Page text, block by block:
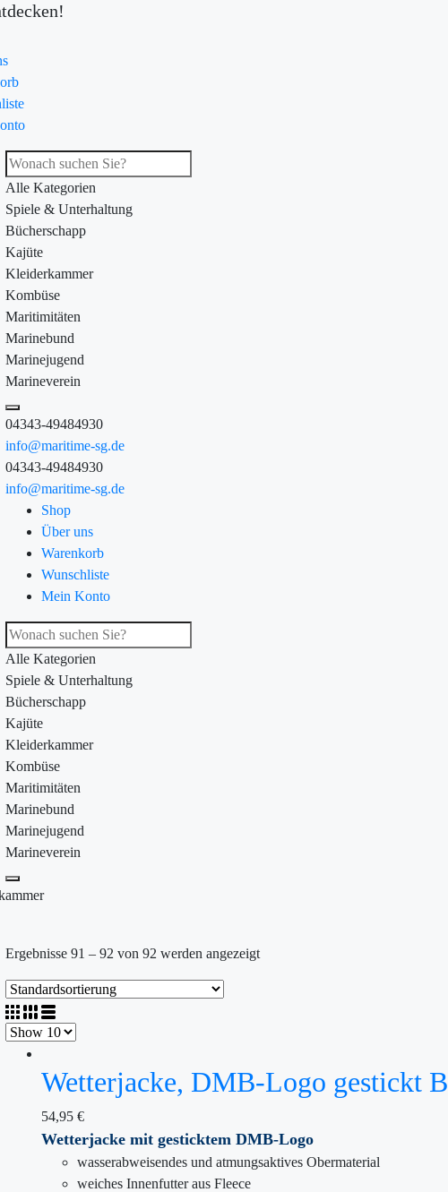
Alle Kategorien
Spiele & Unterhaltung
Bücherschapp
Kajüte
Kleiderkammer
Kombüse
Maritimitäten
Marinebund
Marinejugend
Marineverein
04343-49484930
info@maritime-sg.de
04343-49484930
info@maritime-sg.de
Shop
Über uns
Warenkorb
Wunschliste
Mein Konto
Alle Kategorien
Spiele & Unterhaltung
Bücherschapp
Kajüte
Kleiderkammer
Kombüse
Maritimitäten
Marinebund
Marinejugend
Marineverein
Ergebnisse 91 – 92 von 92 werden angezeigt
Wetterjacke, DMB-Logo gestickt
54,95 €
Wetterjacke mit gesticktem DMB-Logo
wasserabweisendes und atmungsaktives Obermaterial
weiches Innenfutter aus Fleece